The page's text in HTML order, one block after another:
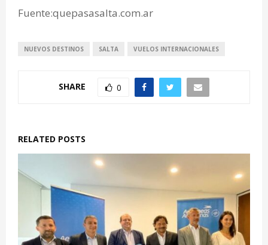
Fuente:quepasasalta.com.ar
NUEVOS DESTINOS SALTA VUELOS INTERNACIONALES
SHARE 0
RELATED POSTS